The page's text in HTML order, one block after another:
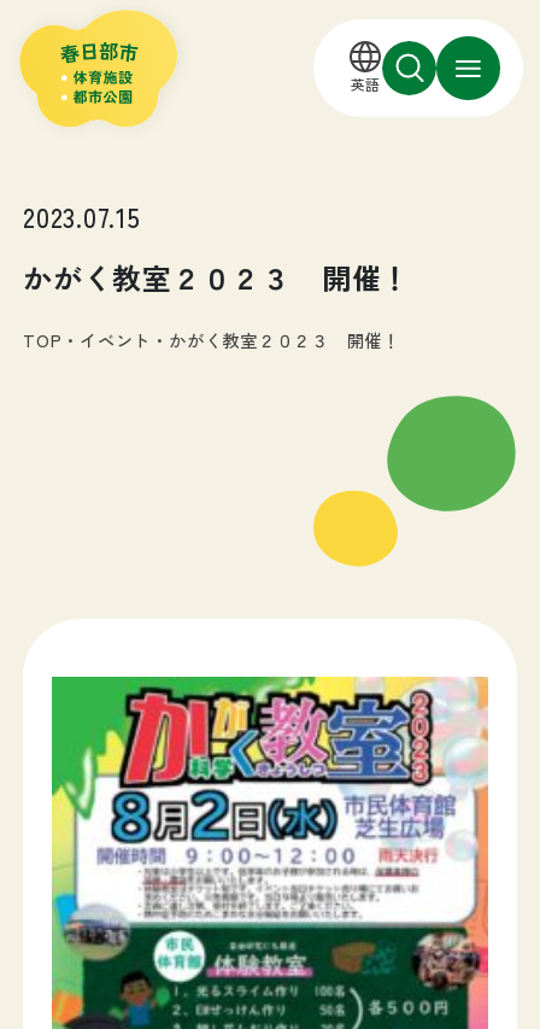
英語
2023.07.15
かがく教室２０２３ 開催！
TOP ・ イベント ・ かがく教室２０２３ 開催！